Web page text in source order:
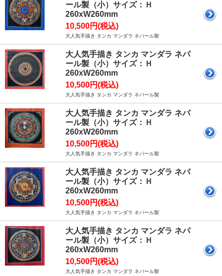
ール製（小）サイズ：Ｈ
260xW260mm
10,500円(税込)
大人気手描き タンカ マンダラ ネパール製
大人気手描き タンカ マンダラ ネパ
ール製（小）サイズ：Ｈ
260xW260mm
10,500円(税込)
大人気手描き タンカ マンダラ ネパール製
大人気手描き タンカ マンダラ ネパ
ール製（小）サイズ：Ｈ
260xW260mm
10,500円(税込)
大人気手描き タンカ マンダラ ネパール製
大人気手描き タンカ マンダラ ネパ
ール製（小）サイズ：Ｈ
260xW260mm
10,500円(税込)
大人気手描き タンカ マンダラ ネパール製
大人気手描き タンカ マンダラ ネパ
ール製（小）サイズ：Ｈ
260xW260mm
10,500円(税込)
大人気手描き タンカ マンダラ ネパール製